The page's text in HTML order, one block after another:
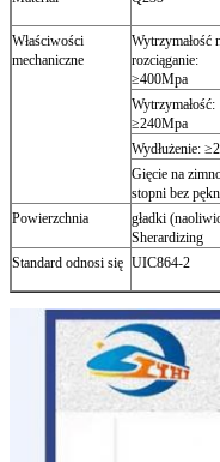
Właściwości
mechaniczne
Wytrzymałość
rozciąganie:
≥400Mpa
Wytrzymałość:
≥240Mpa
Wydłużenie:
Gięcie na
stopni bez
Powierzchnia
gładki
Sherardizing
Standard odnosi się UIC864-2